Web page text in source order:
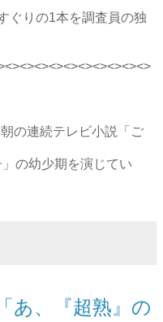
ぐりの1本を調査員の独
の連続テレビ小説「ご
の幼少期を演じてい
あ、『超熟』の